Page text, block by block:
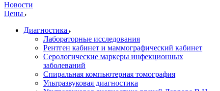
Новости
Цены
Диагностика
Лабораторные исследования
Рентген кабинет и маммографический кабинет
Серологические маркеры инфекционных
заболеваний
Спиральная компьютерная томография
Ультразвуковая диагностика